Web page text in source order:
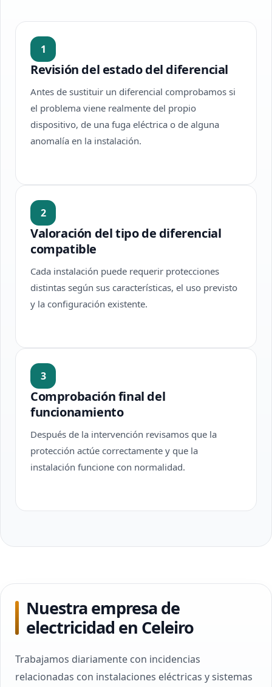
1
Revisión del estado del diferencial
Antes de sustituir un diferencial comprobamos si
el problema viene realmente del propio
dispositivo, de una fuga eléctrica o de alguna
anomalía en la instalación.
2
Valoración del tipo de diferencial
compatible
Cada instalación puede requerir protecciones
distintas según sus características, el uso previsto
y la configuración existente.
3
Comprobación final del
funcionamiento
Después de la intervención revisamos que la
protección actúe correctamente y que la
instalación funcione con normalidad.
Nuestra empresa de
electricidad en Celeiro
Trabajamos diariamente con incidencias
relacionadas con instalaciones eléctricas y sistemas